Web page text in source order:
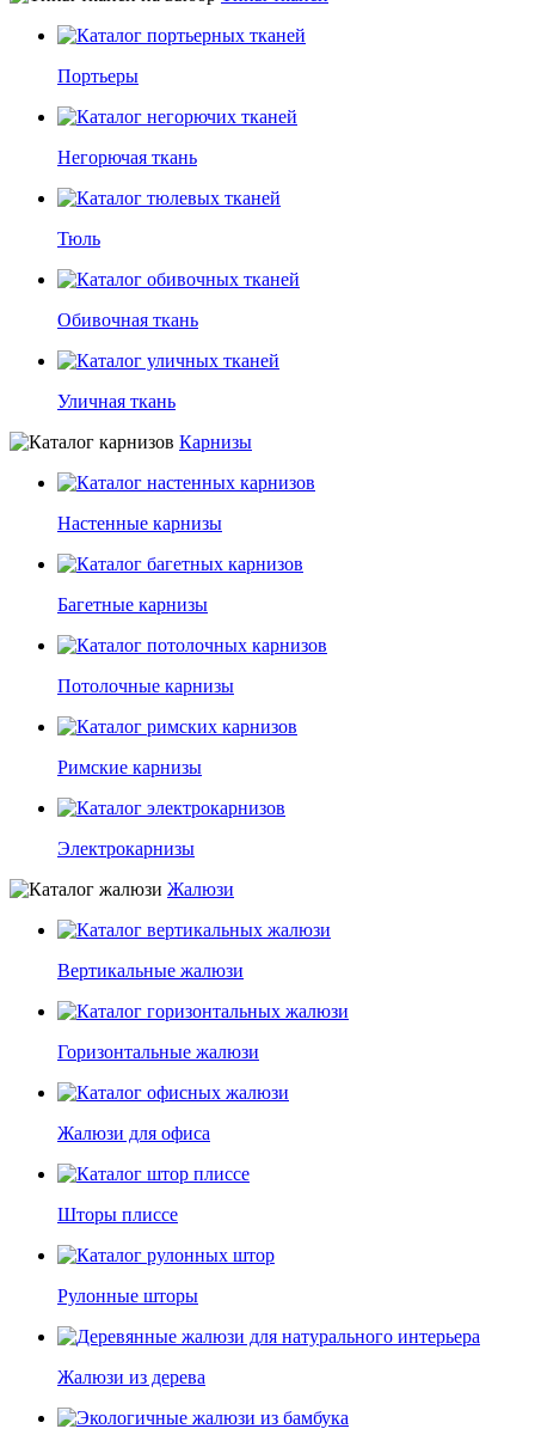
Портьеры
Негорючая ткань
Тюль
Обивочная ткань
Уличная ткань
Карнизы
Настенные карнизы
Багетные карнизы
Потолочные карнизы
Римские карнизы
Электрокарнизы
Жалюзи
Вертикальные жалюзи
Горизонтальные жалюзи
Жалюзи для офиса
Шторы плиссе
Рулонные шторы
Жалюзи из дерева